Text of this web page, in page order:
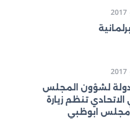
لشؤون المجلس
الاتحادي تنظم زيارة
مجلس ابوظبي